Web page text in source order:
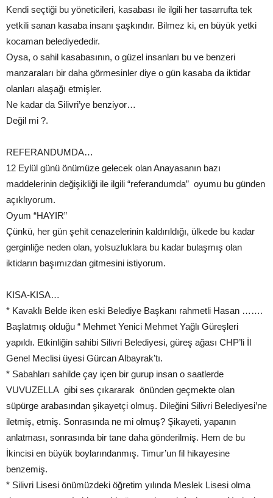
Kendi seçtiği bu yöneticileri, kasabası ile ilgili her tasarrufta tek
yetkili sanan kasaba insanı şaşkındır. Bilmez ki, en büyük yetki
kocaman belediyededir.
Oysa, o sahil kasabasının, o güzel insanları bu ve benzeri
manzaraları bir daha görmesinler diye o gün kasaba da iktidar
olanları alaşağı etmişler.
Ne kadar da Silivri’ye benziyor…
Değil mi ?.
REFERANDUMDA…
12 Eylül günü önümüze gelecek olan Anayasanın bazı
maddelerinin değişikliği ile ilgili “referandumda” oyumu bu günden
açıklıyorum.
Oyum “HAYIR”
Çünkü, her gün şehit cenazelerinin kaldırıldığı, ülkede bu kadar
gerginliğe neden olan, yolsuzluklara bu kadar bulaşmış olan
iktidarın başımızdan gitmesini istiyorum.
KISA-KISA…
* Kavaklı Belde iken eski Belediye Başkanı rahmetli Hasan …….
Başlatmış olduğu “ Mehmet Yenici Mehmet Yağlı Güreşleri
yapıldı. Etkinliğin sahibi Silivri Belediyesi, güreş ağası CHP’li İl
Genel Meclisi üyesi Gürcan Albayrak’tı.
* Sabahları sahilde çay içen bir gurup insan o saatlerde
VUVUZELLA gibi ses çıkararak önünden geçmekte olan
süpürge arabasından şikayetçi olmuş. Dileğini Silivri Belediyesi’ne
iletmiş, etmiş. Sonrasında ne mi olmuş? Şikayeti, yapanın
anlatması, sonrasında bir tane daha gönderilmiş. Hem de bu
İkincisi en büyük boylarındanmış. Timur’un fil hikayesine
benzemiş.
* Silivri Lisesi önümüzdeki öğretim yılında Meslek Lisesi olma